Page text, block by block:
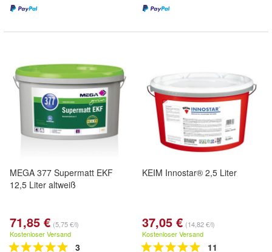
MEGA 377 Supermatt EKF
12,5 Liter altweiß
71,85 € (5,75 €/l)
Kostenloser Versand
3
KEIM Innostar® 2,5 Liter
37,05 € (14,82 €/l)
Kostenloser Versand
11